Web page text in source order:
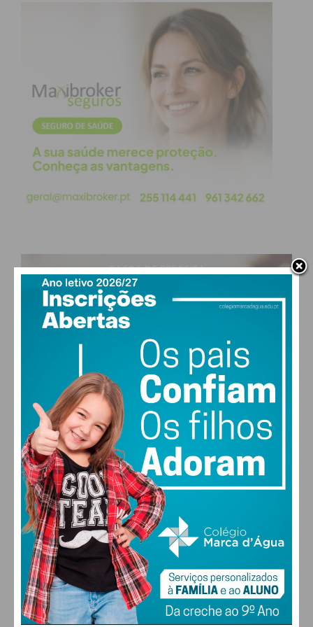
Eu li e concordo com os
termos e
condições
PAÇOS DE FERREIRA
29°
clear sky
47% humidade
MAX 29 • MIN 28
29°
QUI
30
SEX
29
SÁB
27
DOM
FARMACIAS DE SERVIÇO EM PAÇOS DE
FERREIRA